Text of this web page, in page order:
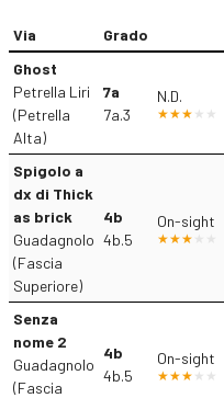
Via Grado
Ghost
Petrella Liri
(Petrella
Alta)
7a
7a.3
N.D.
Spigolo a
dx di Thick
as brick
Guadagnolo
(Fascia
Superiore)
4b
4b.5
On-sight
Senza
nome 2
Guadagnolo
(Fascia
4b
4b.5
On-sight